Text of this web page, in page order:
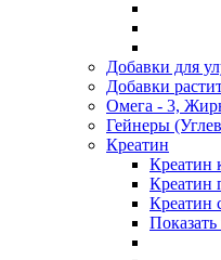
Добавки для
Добавки
Омега - 3,
Гейнеры
Креатин
Креатин
Креатин
Креатин
Показать